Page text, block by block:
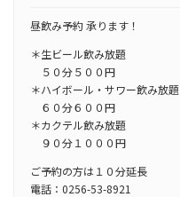
昼飲み予約 承ります！
＊生ビール飲み放題
５０分５００円
＊ハイボール・サワー飲み放題
６０分６００円
＊カクテル飲み放題
９０分１０００円
ご予約の方は１０分延長
電話：0256-53-8921